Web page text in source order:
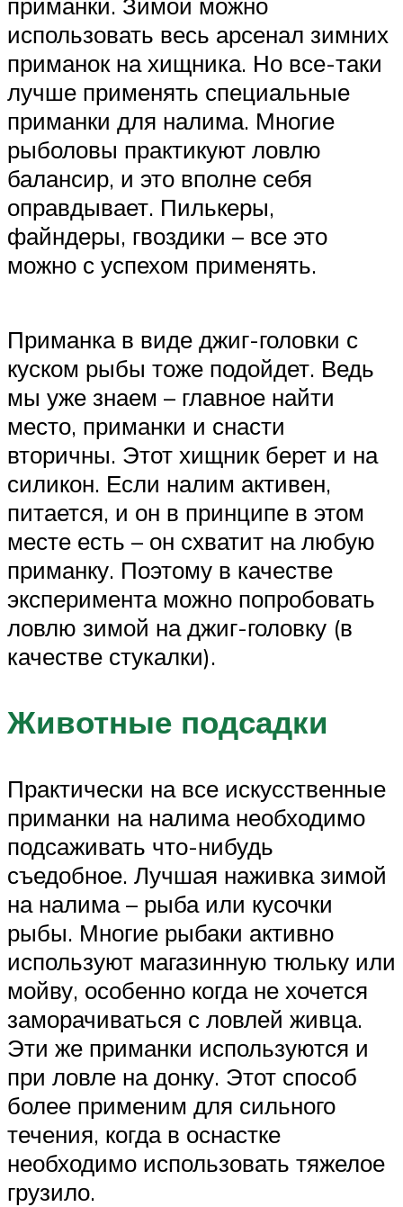
использовать весь арсенал зимних
приманок на хищника. Но все-таки
лучше применять специальные
приманки для налима. Многие
рыболовы практикуют ловлю
балансир, и это вполне себя
оправдывает. Пилькеры,
файндеры, гвоздики – все это
можно с успехом применять.
Приманка в виде джиг-головки с
куском рыбы тоже подойдет. Ведь
мы уже знаем – главное найти
место, приманки и снасти
вторичны. Этот хищник берет и на
силикон. Если налим активен,
питается, и он в принципе в этом
месте есть – он схватит на любую
приманку. Поэтому в качестве
эксперимента можно попробовать
ловлю зимой на джиг-головку (в
качестве стукалки).
Животные подсадки
Практически на все искусственные
приманки на налима необходимо
подсаживать что-нибудь
съедобное. Лучшая наживка зимой
на налима – рыба или кусочки
рыбы. Многие рыбаки активно
используют магазинную тюльку или
мойву, особенно когда не хочется
заморачиваться с ловлей живца.
Эти же приманки используются и
при ловле на донку. Этот способ
более применим для сильного
течения, когда в оснастке
необходимо использовать тяжелое
грузило.